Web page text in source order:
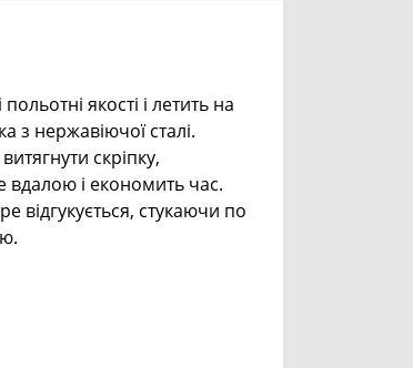
якості і летить на
з нержавіючої сталі.
скріпку,
вдалою і економить час.
стукаючи по